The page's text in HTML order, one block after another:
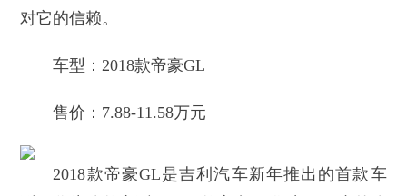
对它的信赖。
车型：2018款帝豪GL
售价：7.88-11.58万元
2018款帝豪GL是吉利汽车新年推出的首款车